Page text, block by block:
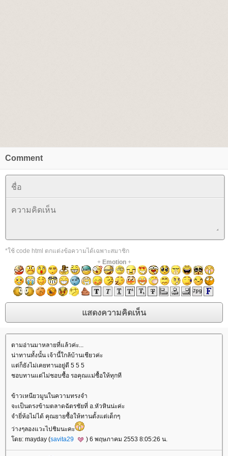
Comment
*ใช้ code html ตกแต่งข้อความได้เฉพาะสมาชิก
+ Emotion+
ตามอ่านมาหลายที่แล้วค่ะ...
น่าทานทั้งนั้น เจ้านี้ใกล้บ้านเชียวค่ะ
ต่ก็ยังไม่เคยทานอยู่ดี 5 5 5
ชอบทานแต่ไม่ชอบซื้อ รอคุณแม่ซื้อให้ทุกที
ข้าวเหนียวมูนในความทรงจำ
จะเป็นตรงข้ามตลาดฉัตรชัยที่ อ.หัวหินน่ะค่ะ
จำยี่ห้อไม่ได้ คุณยายซื้อให้ทานตั้งแต่เด็กๆ
ว่างๆลองแวะไปชิมนะคะ
ดย: mayday (savita29 ) 6 พฤษภาคม 2553 8:05:26 น.